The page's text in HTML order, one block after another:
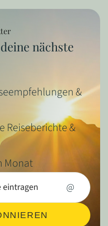
nächste
&
Reiseberichte &
Monat
@